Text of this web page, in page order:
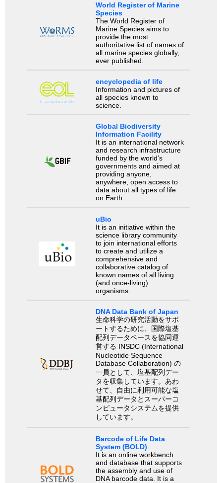
World Register of Marine
Species
The World Register of
Marine Species aims to
provide the most
authoritative list of names of
all marine species globally,
ever published.
encyclopedia of life
Information and pictures of
all species known to
science.
Global Biodiversity
Information Facility
It is an international network
and research infrastructure
funded by the world’s
governments and aimed at
providing anyone,
anywhere, open access to
data about all types of life
on Earth.
uBio
It is an initiative within the
science library community
to join international efforts
to create and utilize a
comprehensive and
collaborative catalog of
known names of all living
(and once-living)
organisms.
DNA Data Bank of Japan
生命科学の研究活動をサポ
ートするために、国際塩基
配列データベースを協同運
営する INSDC (International
Nucleotide Sequence
Database Collaboration) の
一員として、塩基配列デー
タを収集しています。あわ
せて、自由に利用可能な塩
基配列データとスーパーコ
ンピュータシステムを提供
しています。
Barcode of Life Data
System (BOLD)
It is an online workbench
and database that supports
the assembly and use of
DNA barcode data. It is a